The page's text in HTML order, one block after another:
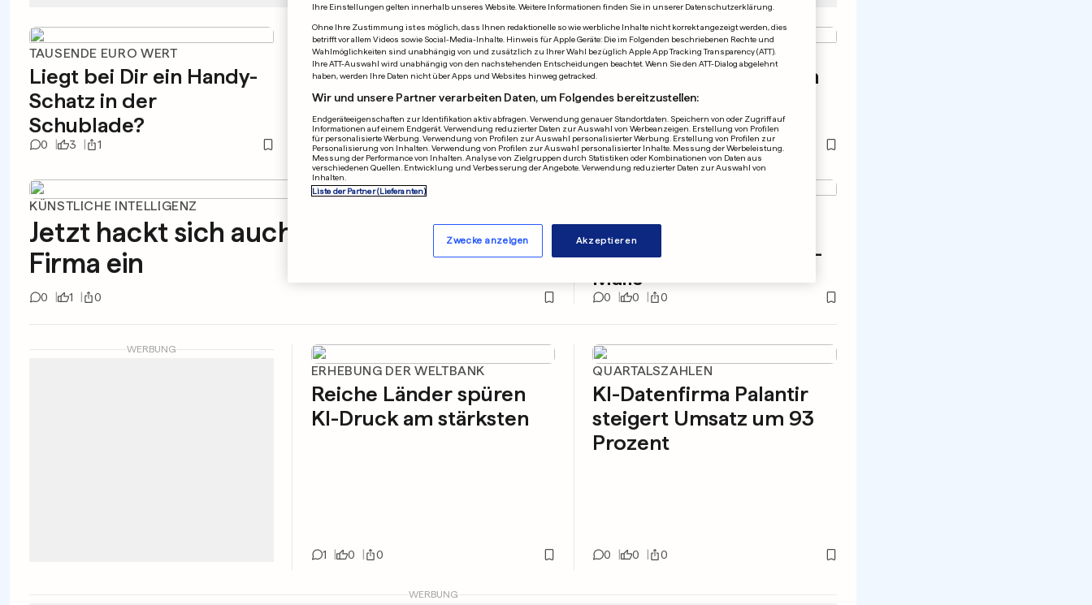
TAUSENDE EURO WERT
Liegt bei Dir ein Handy-
Schatz in der
Schublade?
0 3 1
ADMIN-KONTO ERSTELLT
Mobilitätsministerium
meldet unbefugten
Zugriff auf mconcept.lu
0 1 0
GERICHTSURTEIL
Meta soll 567 Millionen
Dollar in Fonds für
Kinder zahlen
0 4 1
KÜNSTLICHE INTELLIGENZ
Jetzt hackt sich auch Meta-KI in andere
Firma ein
0 1 0
KI schickt in
Eigeninitiative Phishing-
Mails
0 0 0
WERBUNG
ERHEBUNG DER WELTBANK
Reiche Länder spüren
KI-Druck am stärksten
1 0 0
QUARTALSZAHLEN
KI-Datenfirma Palantir
steigert Umsatz um 93
Prozent
0 0 0
WERBUNG
Ihre Einstellungen gelten innerhalb unseres Website. Weitere Informationen finden Sie in unserer Datenschutzerklärung.
Ohne Ihre Zustimmung ist es möglich, dass Ihnen redaktionelle so wie werbliche Inhalte nicht korrekt angezeigt werden, dies
betrifft vor allem Videos sowie Social-Media-Inhalte. Hinweis für Apple Geräte: Die im Folgenden beschriebenen Rechte und
Wahlmöglichkeiten sind unabhängig von und zusätzlich zu Ihrer Wahl bezüglich Apple App Tracking Transparency (ATT).
Ihre ATT-Auswahl wird unabhängig von den nachstehenden Entscheidungen beachtet. Wenn Sie den ATT-Dialog abgelehnt
haben, werden Ihre Daten nicht über Apps und Websites hinweg getracked.
Wir und unsere Partner verarbeiten Daten, um Folgendes bereitzustellen:
Endgeräteeigenschaften zur Identifikation aktiv abfragen. Verwendung genauer Standortdaten. Speichern von oder Zugriff auf
Informationen auf einem Endgerät. Verwendung reduzierter Daten zur Auswahl von Werbeanzeigen. Erstellung von Profilen
für personalisierte Werbung. Verwendung von Profilen zur Auswahl personalisierter Werbung. Erstellung von Profilen zur
Personalisierung von Inhalten. Verwendung von Profilen zur Auswahl personalisierter Inhalte. Messung der Werbeleistung.
Messung der Performance von Inhalten. Analyse von Zielgruppen durch Statistiken oder Kombinationen von Daten aus
verschiedenen Quellen. Entwicklung und Verbesserung der Angebote. Verwendung reduzierter Daten zur Auswahl von
Inhalten.
Liste der Partner (Lieferanten)
Zwecke anzeigen Akzeptieren